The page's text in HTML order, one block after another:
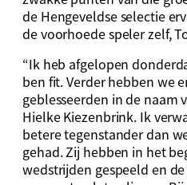
de Hengeveldse selectie
de voorhoede speler zelf,
“Ik heb afgelopen
ben fit. Verder hebben we
geblesseerden in de naam
Hielke Kiezenbrink. Ik
betere tegenstander dan
gehad. Zij hebben in het
wedstrijden gespeeld en